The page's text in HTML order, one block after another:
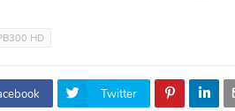
HD
Twitter